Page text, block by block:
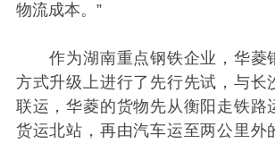
物流成本。”
作为湖南重点钢铁企业，华菱
方式升级上进行了先行先试，与长
联运，华菱的货物先从衡阳走铁路
货运北站，再由汽车运至两公里外